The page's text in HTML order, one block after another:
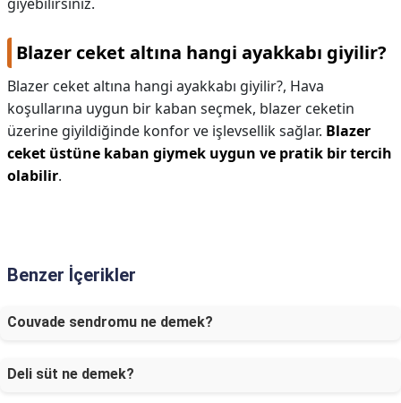
Blazer ceket altına hangi ayakkabı giyilir?
Blazer ceket altına hangi ayakkabı giyilir?, Hava
koşullarına uygun bir kaban seçmek, blazer ceketin
üzerine giyildiğinde konfor ve işlevsellik sağlar. Blazer
ceket üstüne kaban giymek uygun ve pratik bir tercih
olabilir.
Benzer İçerikler
Couvade sendromu ne demek?
Deli süt ne demek?